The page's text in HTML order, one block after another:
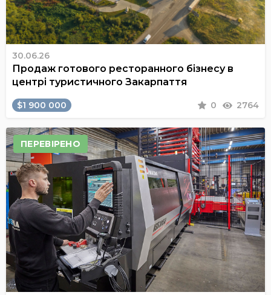
30.06.26
Продаж готового ресторанного бізнесу в
центрі туристичного Закарпаття
$1 900 000 0 2764
ПЕРЕВІРЕНО